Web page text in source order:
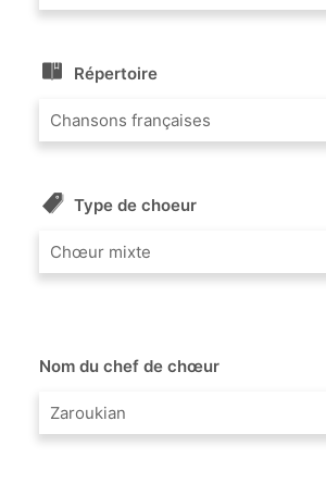
Répertoire
Chansons françaises
Type de choeur
Chœur mixte
Nom du chef de chœur
Zaroukian